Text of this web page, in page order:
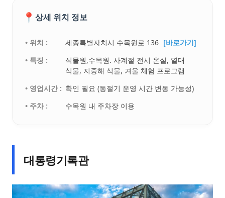
📍 상세 위치 정보
• 위치 : 세종특별자치시 수목원로 136 [바로가기]
• 특징 :
식물원,수목원. 사계절 전시 온실, 열대
식물, 지중해 식물, 겨울 체험 프로그램
• 영업시간 : 확인 필요 (동절기 운영 시간 변동 가능성)
• 주차 :
수목원 내 주차장 이용
대통령기록관